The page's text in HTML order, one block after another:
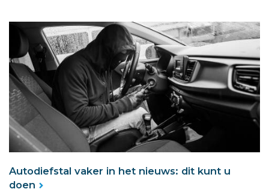
Autodiefstal vaker in het nieuws: dit kunt u
doen